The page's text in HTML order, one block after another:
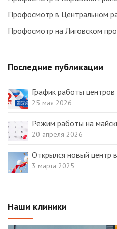
Профосмотр в Центральном
Профосмотр на Лиговском
Последние публикации
График работы
25 мая 2026
Режим работы на
20 апреля 2026
Открылся новый центр
3 марта 2025
Наши клиники